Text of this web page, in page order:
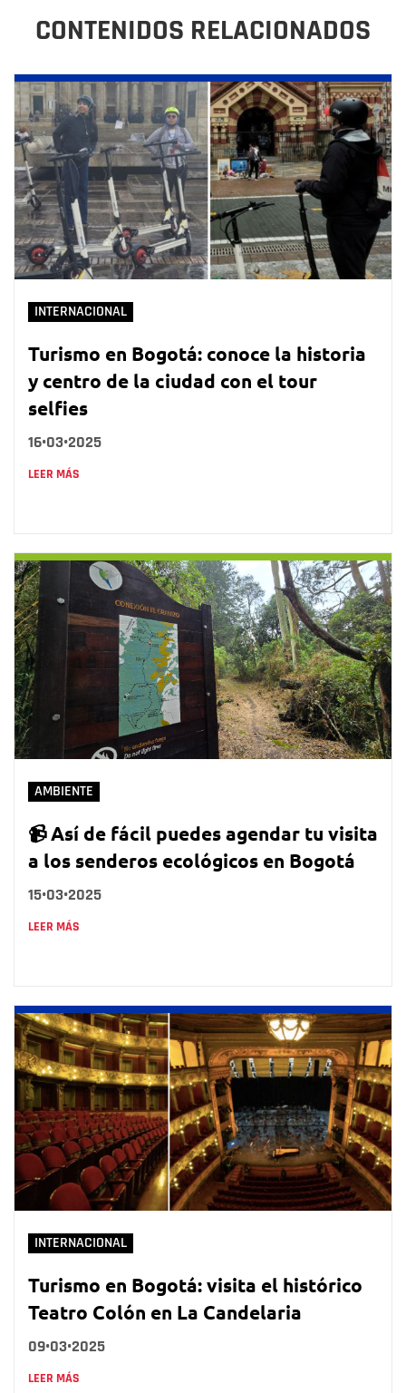
CONTENIDOS RELACIONADOS
INTERNACIONAL
Turismo en Bogotá: conoce la historia
y centro de la ciudad con el tour
selfies
16•03•2025
LEER MÁS
AMBIENTE
📹 Así de fácil puedes agendar tu visita
a los senderos ecológicos en Bogotá
15•03•2025
LEER MÁS
INTERNACIONAL
Turismo en Bogotá: visita el histórico
Teatro Colón en La Candelaria
09•03•2025
LEER MÁS